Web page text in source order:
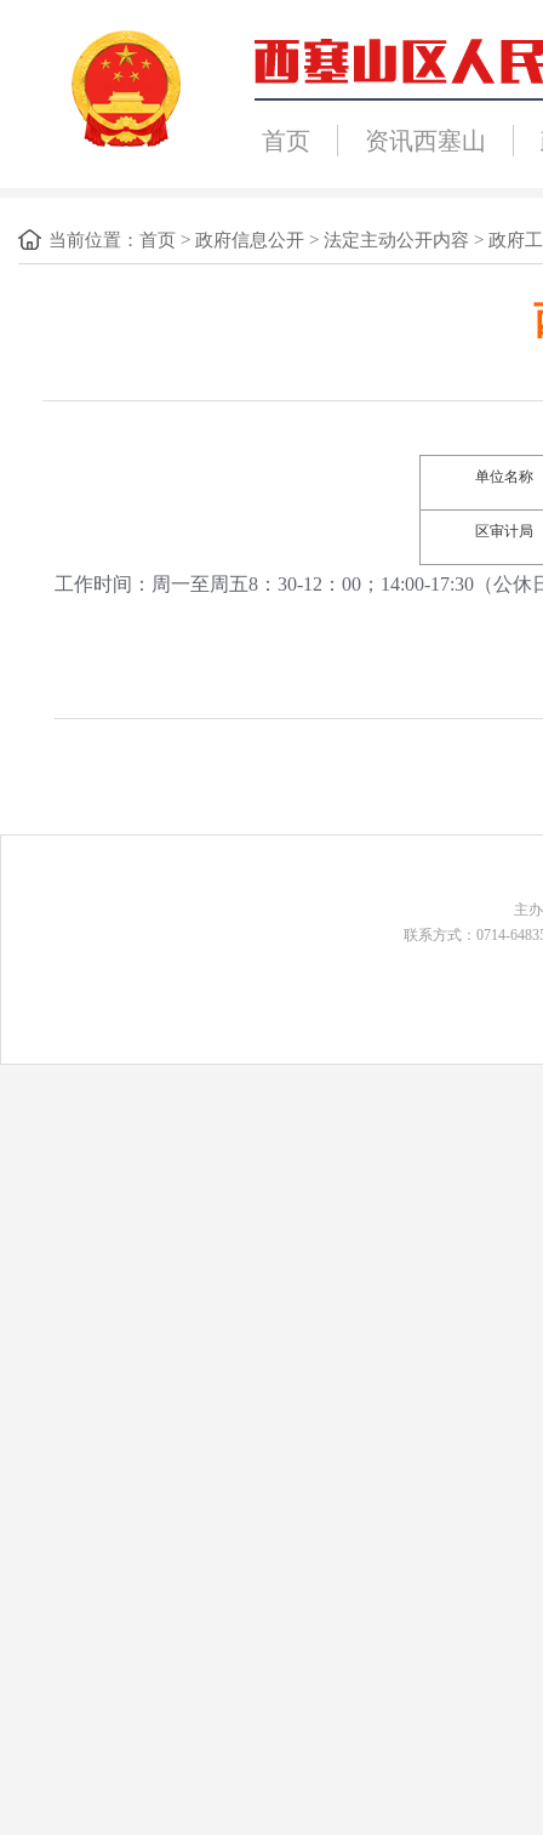
首页 资讯西塞山
当前位置： 首页 > 政府信息公开 > 法定主动公开内容 > 政府
单位名称
区审计局
工作时间：周一至周五8：30-12：00；14:00-17:30（公
主
联系方式：0714-